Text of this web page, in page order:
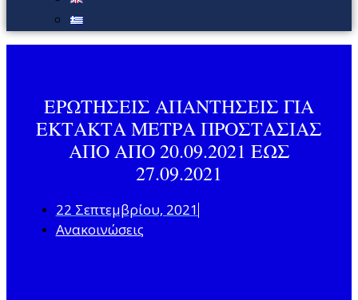
ΕΡΩΤΗΣΕΙΣ ΑΠΑΝΤΗΣΕΙΣ ΓΙΑ
ΕΚΤΑΚΤΑ ΜΕΤΡΑ ΠΡΟΣΤΑΣΙΑΣ
ΑΠΟ ΑΠΟ 20.09.2021 ΕΩΣ
27.09.2021
22 Σεπτεμβρίου, 2021
Ανακοινώσεις